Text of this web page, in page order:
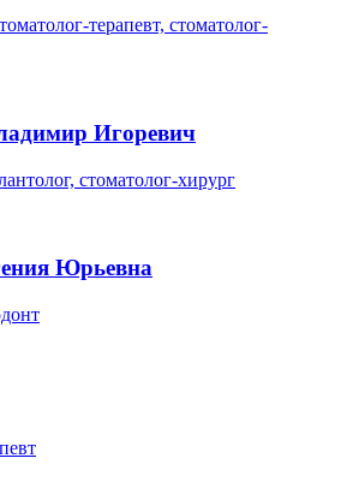
терапевт, стоматолог-
Игоревич
стоматолог-хирург
Юрьевна